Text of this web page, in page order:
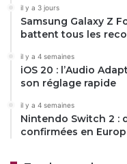
Pour visionner la vidéo
il y a 3 jours
Samsung Galaxy Z
battent tous les
il y a 4 semaines
iOS 20 : l’Audio
son réglage rapide
il y a 4 semaines
Nintendo Switch 2 :
confirmées en